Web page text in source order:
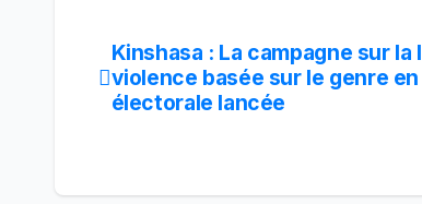
Navigation
de
Kinshasa : La campagne sur
violence basée sur le genre
électorale lancée